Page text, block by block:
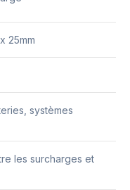
25mm
systèmes
les surcharges et